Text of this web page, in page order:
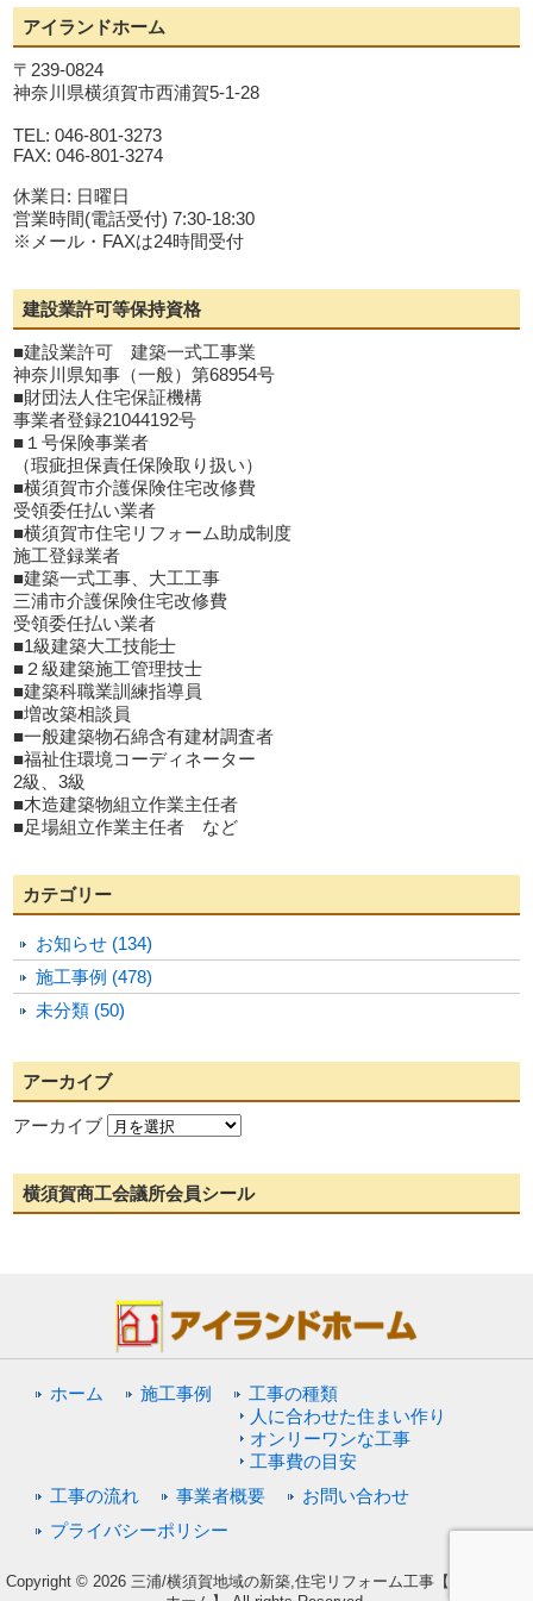
アイランドホーム
〒239-0824
神奈川県横須賀市西浦賀5-1-28
TEL: 046-801-3273
FAX: 046-801-3274
休業日: 日曜日
営業時間(電話受付) 7:30-18:30
※メール・FAXは24時間受付
建設業許可等保持資格
■建設業許可 建築一式工事業
神奈川県知事（一般）第68954号
■財団法人住宅保証機構
事業者登録21044192号
■１号保険事業者
（瑕疵担保責任保険取り扱い）
■横須賀市介護保険住宅改修費
受領委任払い業者
■横須賀市住宅リフォーム助成制度
施工登録業者
■建築一式工事、大工工事
三浦市介護保険住宅改修費
受領委任払い業者
■1級建築大工技能士
■２級建築施工管理技士
■建築科職業訓練指導員
■増改築相談員
■一般建築物石綿含有建材調査者
■福祉住環境コーディネーター
2級、3級
■木造建築物組立作業主任者
■足場組立作業主任者 など
カテゴリー
お知らせ (134)
施工事例 (478)
未分類 (50)
アーカイブ
アーカイブ
横須賀商工会議所会員シール
ホーム 施工事例
工事の種類
人に合わせた住まい作り
オンリーワンな工事
工事費の目安
工事の流れ
事業者概要
お問い合わせ
プライバシーポリシー
Copyright © 2026 三浦/横須賀地域の新築,住宅リフォーム工事【アイランド